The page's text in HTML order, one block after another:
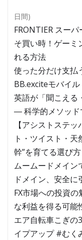
日間)
FRONTIER スー
そ買い時！ゲーミ
れる方法
使った分だけ支払
BB.exciteモバイ
英語が「聞こえる
― 科学的メソッド
【アシストステ
ト・ツイスト・
幹”を育てる選び
ムームードメイン
ドメイン、安全に
FX市場への投資
な利益を得る可能
エア自転車こぎ
イプアップ #むく